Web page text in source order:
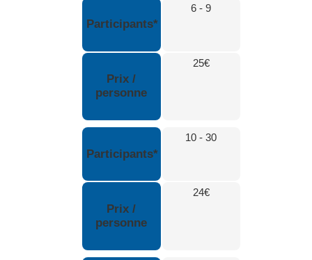
Participants*
6 - 9
Prix /
personne
25€
Participants*
10 - 30
Prix /
personne
24€